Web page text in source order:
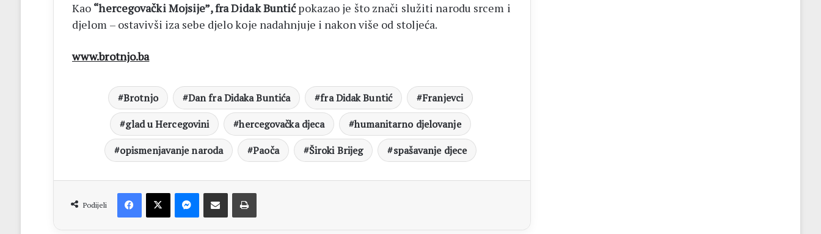
Kao “hercegovački Mojsije”, fra Didak Buntićpokazao je što znači služiti narodu srcem i
djelom – ostavivši iza sebe djelo koje nadahnjuje i nakon više od stoljeća.
www.brotnjo.ba
Brotnjo Dan fra Didaka Buntića fra Didak Buntić
Franjevci
glad u Hercegovini
hercegovačka djeca
humanitarno djelovanje
opismenjavanje naroda
Paoča Široki Brijeg spašavanje djece
Podijeli
Facebook
X MessengerDijeli putem Emaila Printaj